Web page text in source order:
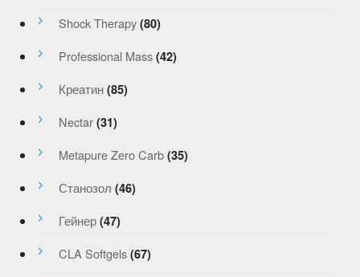
Shock Therapy (80)
Professional Mass (42)
Креатин (85)
Nectar (31)
Metapure Zero Carb (35)
Станозол (46)
Гейнер (47)
CLA Softgels (67)